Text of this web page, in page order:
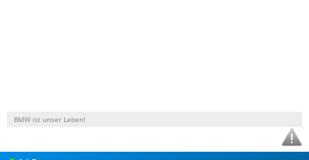
BMW ist unser Leben!